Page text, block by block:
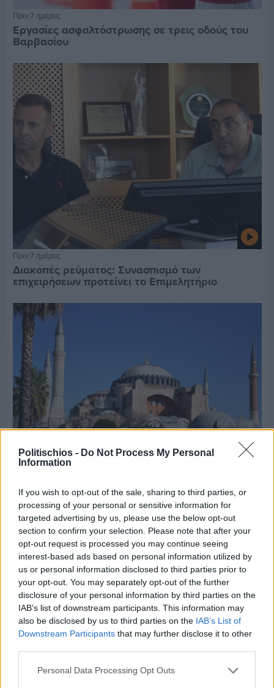
Politischios - Do Not Process My Personal
Information
If you wish to opt-out of the sale, sharing to third parties, or
processing of your personal or sensitive information for
targeted advertising by us, please use the below opt-out
section to confirm your selection. Please note that after your
opt-out request is processed you may continue seeing
interest-based ads based on personal information utilized by
us or personal information disclosed to third parties prior to
your opt-out. You may separately opt-out of the further
disclosure of your personal information by third parties on the
IAB’s list of downstream participants. This information may
also be disclosed by us to third parties on the IAB’s List of
Downstream Participants that may further disclose it to other
Personal Data Processing Opt Outs
Πριν 7 ημέρες
Εργασίες ασφαλτόστρωσης σε τρεις οδούς του
Βαρβασίου
Πριν 7 ημέρες
Διακοπές ρεύματος: Συνασπισμό των
επιχειρήσεων προτείνει το Επιμελητήριο
Πριν 7 ημέρες
5ημερη εκδρομή σε Προύσα - Κωνσταντινούπολη
με το Sunrise Tours